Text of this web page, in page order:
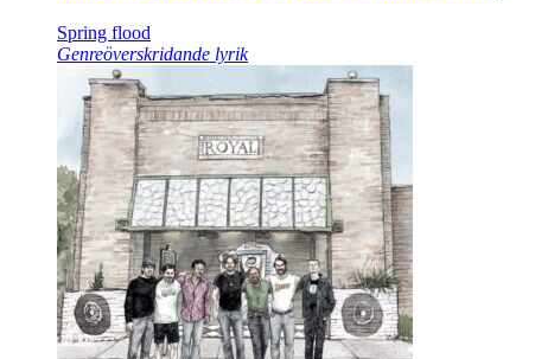
Spring flood
Genreöverskridande lyrik